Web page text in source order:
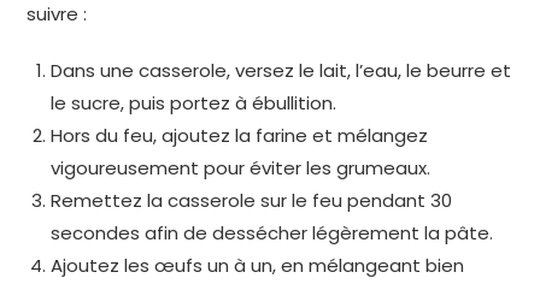
suivre :
Dans une casserole, versez le lait, l’eau, le beurre et
le sucre, puis portez à ébullition.
Hors du feu, ajoutez la farine et mélangez
vigoureusement pour éviter les grumeaux.
Remettez la casserole sur le feu pendant 30
secondes afin de dessécher légèrement la pâte.
Ajoutez les œufs un à un, en mélangeant bien